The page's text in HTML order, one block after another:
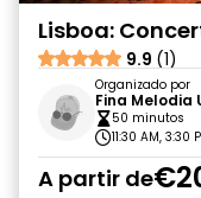
Lisboa:
9.9 (1)
Organizado por
Fina Melodia
50 minutos
11:30 AM, 3:30
A partir de